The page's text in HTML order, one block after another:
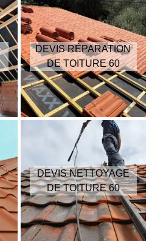
DEVIS RÉPARATION
DE TOITURE 60
DEVIS NETTOYAGE
DE TOITURE 60